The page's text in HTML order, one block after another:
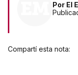
Por El
Compartí esta nota: